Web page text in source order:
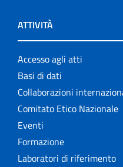
ATTIVITÀ
Accesso agli atti
Basi di dati
Collaborazioni
Comitato Etico Nazionale
Eventi
Formazione
Laboratori di riferimento